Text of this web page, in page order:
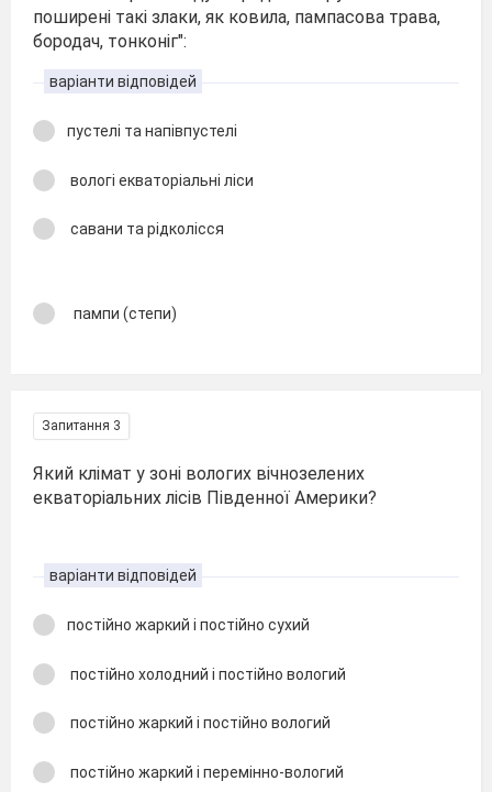
поширені такі злаки, як ковила, пампасова трава,
бородач, тонконіг":
варіанти відповідей
пустелі та напівпустелі
вологі екваторіальні ліси
савани та рідколісся
пампи (степи)
Запитання 3
Який клімат у зоні вологих вічнозелених
екваторіальних лісів Південної Америки?
варіанти відповідей
постійно жаркий і постійно сухий
постійно холодний і постійно вологий
постійно жаркий і постійно вологий
постійно жаркий і перемінно-вологий